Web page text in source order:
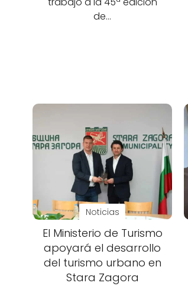
de…
Noticias
El Ministerio de Turismo
apoyará el desarrollo
del turismo urbano en
Stara Zagora